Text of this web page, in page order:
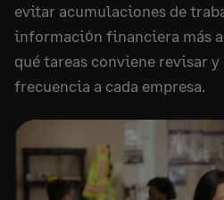
evitar acumulaciones de
información financiera más
qué tareas conviene revisar
frecuencia a cada empresa.